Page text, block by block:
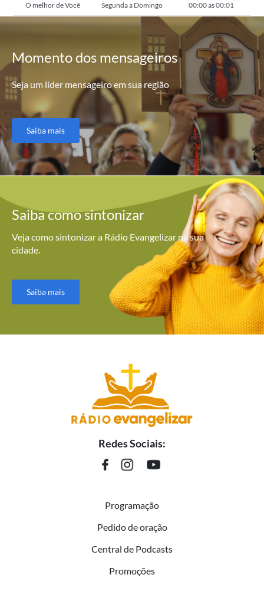
O melhor de Você Segunda a Domingo 00:00 as 00:01
Momentodos mensageiros
Seja um líder mensageiro em sua região
Saiba mais
Saiba comosintonizar
Veja como sintonizar a Rádio Evangelizar na sua
cidade.
Saiba mais
Redes Sociais:
Programação
Pedido de oração
Central de Podcasts
Promoções